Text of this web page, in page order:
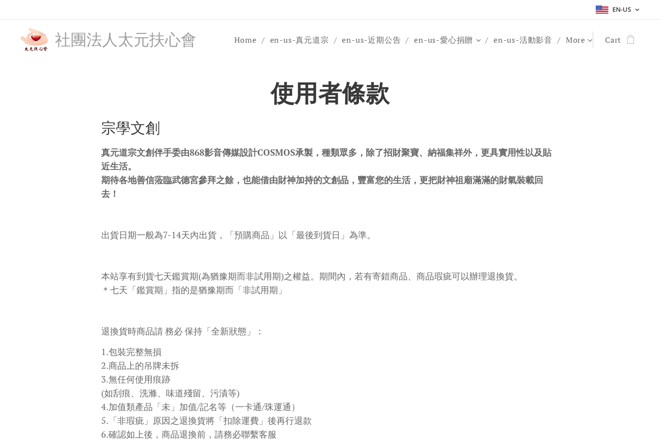
EN-US
社團法人太元扶心會 Home en-us-真元道宗 en-us-近期公告 en-us-愛心捐贈 en-us-活動影音 More Cart
使用者條款
宗學文創
真元道宗文創伴手委由868影音傳媒設計COSMOS承製，種類眾多，除了招財聚寶、納福集祥外，更具實用性以及貼
近生活。
期待各地善信蒞臨武德宮參拜之餘，也能借由財神加持的文創品，豐富您的生活，更把財神祖廟滿滿的財氣裝載回
去！
出貨日期一般為7-14天內出貨，「預購商品」以「最後到貨日」為準。
本站享有到貨七天鑑賞期(為猶豫期而非試用期)之權益。期間內，若有寄錯商品、商品瑕疵可以辦理退換貨。
＊七天「鑑賞期」指的是猶豫期而「非試用期」
退換貨時商品請 務必 保持「全新狀態」：
1.包裝完整無損
2.商品上的吊牌未拆
3.無任何使用痕跡
(如刮痕、洗滌、味道殘留、污漬等)
4.加值類產品「未」加值/記名等（一卡通/珠運通）
5.「非瑕疵」原因之退換貨將「扣除運費」後再行退款
6.確認如上後，商品退換前，請務必聯繫客服